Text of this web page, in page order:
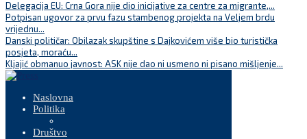
Delegacija EU: Crna Gora nije dio inicijative za centre za migrante,...
Potpisan ugovor za prvu fazu stambenog projekta na Veljem brdu
vrijednu...
Danski političar: Obilazak skupštine s Dajkovićem više bio turistička
posjeta, moraću...
Kljajić obmanuo javnost: ASK nije dao ni usmeno ni pisano mišljenje...
Naslovna
Politika
Društvo